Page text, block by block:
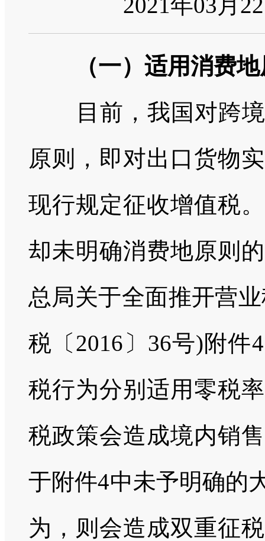
（一）适用消费地
目前，我国对跨境
原则，即对出口货物
现行规定征收增值税
却未明确消费地原则
总局关于全面推开营
税〔2016〕36号)附
税行为分别适用零税
税政策会造成境内销
于附件4中未予明确的
为，则会造成双重征